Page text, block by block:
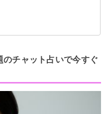
】
す
チャット占いで今すぐ